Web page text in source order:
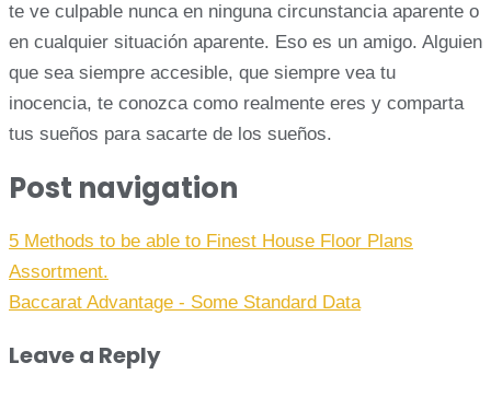
te ve culpable nunca en ninguna circunstancia aparente o
en cualquier situación aparente. Eso es un amigo. Alguien
que sea siempre accesible, que siempre vea tu
inocencia, te conozca como realmente eres y comparta
tus sueños para sacarte de los sueños.
Post navigation
5 Methods to be able to Finest House Floor Plans
Assortment.
Baccarat Advantage - Some Standard Data
Leave a Reply